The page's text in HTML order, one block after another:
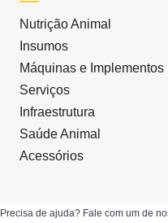
Nutrição Animal
Insumos
Máquinas e Implementos
Serviços
Infraestrutura
Saúde Animal
Acessórios
Precisa de ajuda? Fale com um de